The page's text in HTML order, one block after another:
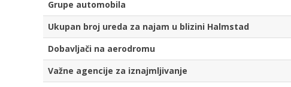
Grupe automobila
Ukupan broj ureda za najam u blizini Halmstad
Dobavljači na aerodromu
Važne agencije za iznajmljivanje